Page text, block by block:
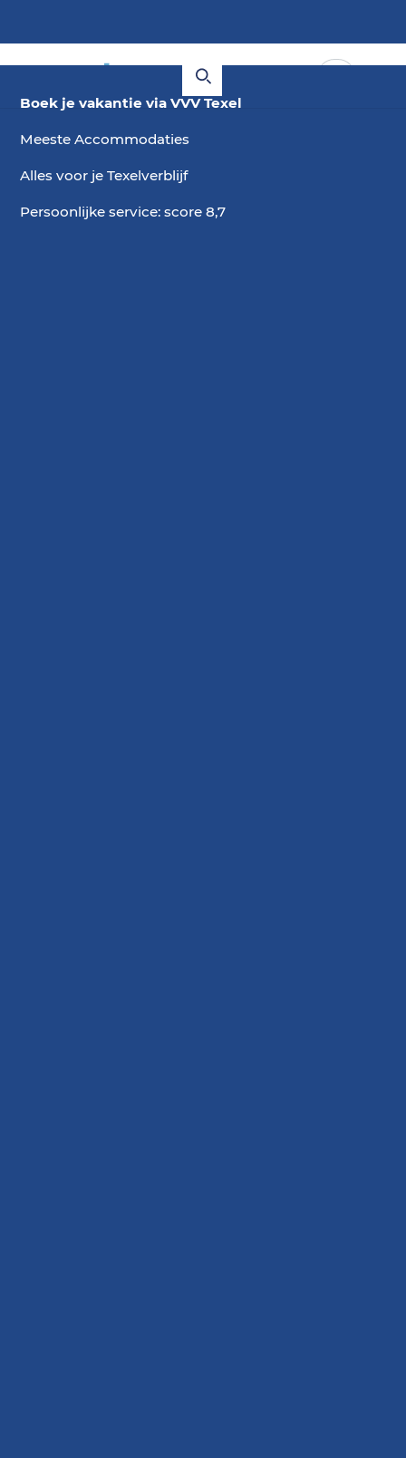
Boek je vakantie via VVV Texel
Meeste Accommodaties
Alles voor je Texelverblijf
Persoonlijke service: score 8,7